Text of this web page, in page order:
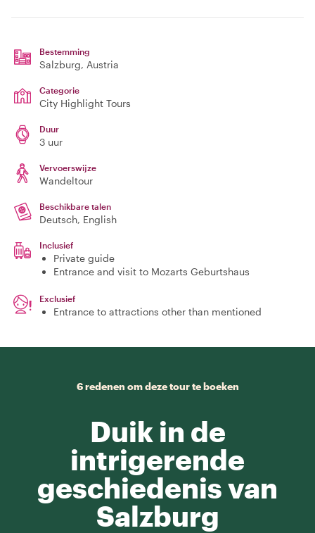
Bestemming
Salzburg, Austria
Categorie
City Highlight Tours
Duur
3 uur
Vervoerswijze
Wandeltour
Beschikbare talen
Deutsch, English
Inclusief
Private guide
Entrance and visit to Mozarts Geburtshaus
Exclusief
Entrance to attractions other than mentioned
6 redenen om deze tour te boeken
Duik in de
intrigerende
geschiedenis van
Salzburg